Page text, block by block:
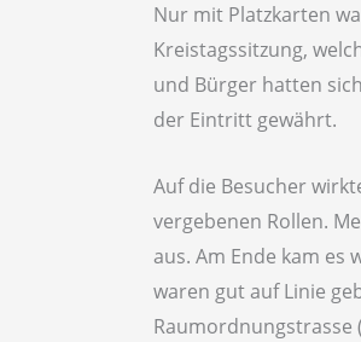
Nur mit Platzkarten
Kreistagssitzung,
und Bürger hatten
der Eintritt gewährt.
Auf die Besucher
vergebenen Rollen.
aus. Am Ende kam es
waren gut auf Linie
Raumordnungstrasse